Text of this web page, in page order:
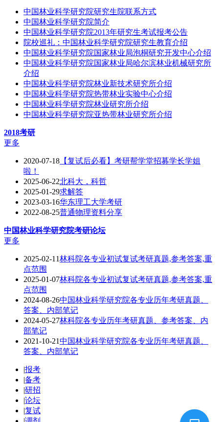
中国林业科学研究院研究生院联系方式
中国林业科学研究院简介
中国林业科学研究院2013年研究生考试报考公告
院校巡礼：中国林业科学研究院研究生教育介绍
中国林业科学研究院国家林业局泡桐研究开发中心介绍
中国林业科学研究院国家林业局哈尔滨林业机械研究所
介绍
中国林业科学研究院林业新技术研究所介绍
中国林业科学研究院热带林业实验中心介绍
中国林业科学研究院林业研究所介绍
中国林业科学研究院亚热带林业研究所介绍
2018考研
更多
2020-07-18 【复试后必看】考研帮学堂招募学长学姐
啦！
2025-06-22北科大，科哲
2025-01-29求解答
2023-03-16华东理工大学考研
2022-08-25普通物理资料分享
中国林业科学研究院考研论坛
更多
2025-02-11林科院各专业初试复试考研真题,参考答案,重
点范围
2025-01-07林科院各专业初试复试考研真题,参考答案,重
点范围
2024-08-26中国林业科学研究院各专业历年考研真题、
答案、内部笔记
2024-05-27林科院各专业历年考研真题、参考答案、内
部笔记
2021-10-21中国林业科学研究院各专业历年考研真题、
答案、内部笔记
|报考
|备考
|研招
|论坛
|复试